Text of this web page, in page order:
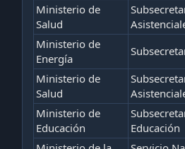
Ministerio de
Salud
Ministerio de
Energía
Ministerio de
Salud
Ministerio de
Educación
Educación